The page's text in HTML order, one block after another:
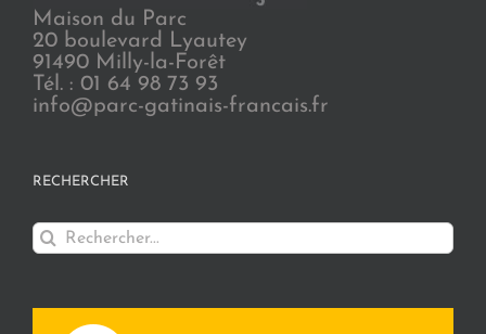
Maison du Parc
20 boulevard Lyautey
91490 Milly-la-Forêt
Tél. : 01 64 98 73 93
info@parc-gatinais-francais.fr
RECHERCHER
Rechercher: